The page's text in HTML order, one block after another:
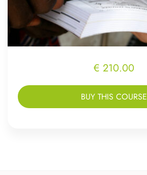
€ 210.00
BUY THIS COURSE